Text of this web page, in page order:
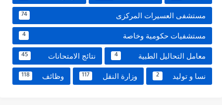
مستشفى العسيرات المركزى 74
مستشفيات حكومية وخاصة 4
معامل التحاليل الطبية 4 نتائج الامتحانات 45
نسا و توليد 2 وزارة النقل 117 وظائف 118